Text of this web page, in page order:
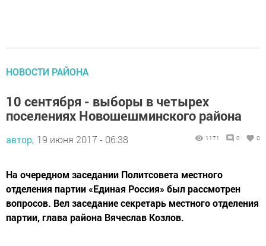
НОВОСТИ РАЙОНА
10 сентября - выборы в четырех
поселениях Новошешминского района
автор, 19 июня 2017 - 06:38 1171 0 0
На очередном заседании Политсовета местного
отделения партии «Единая Россия» был рассмотрен
вопросов. Вел заседание секретарь местного отделения
партии, глава района Вячеслав Козлов.